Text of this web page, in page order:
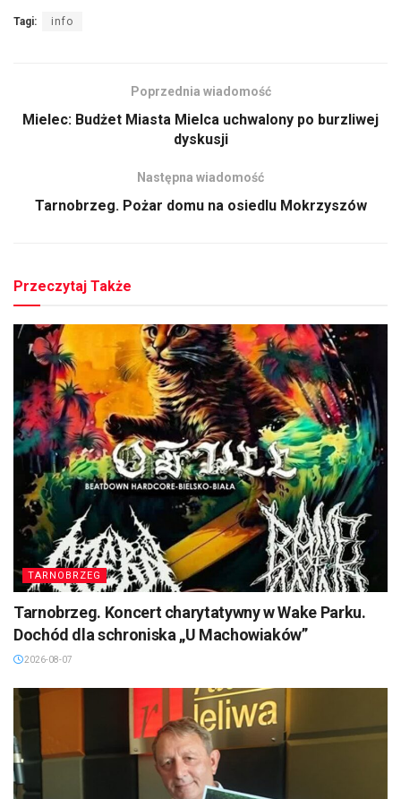
Tagi: info
Poprzednia wiadomość
Mielec: Budżet Miasta Mielca uchwalony po burzliwej
dyskusji
Następna wiadomość
Tarnobrzeg. Pożar domu na osiedlu Mokrzyszów
Przeczytaj Także
TARNOBRZEG
Tarnobrzeg. Koncert charytatywny w Wake Parku.
Dochód dla schroniska „U Machowiaków”
2026-08-07